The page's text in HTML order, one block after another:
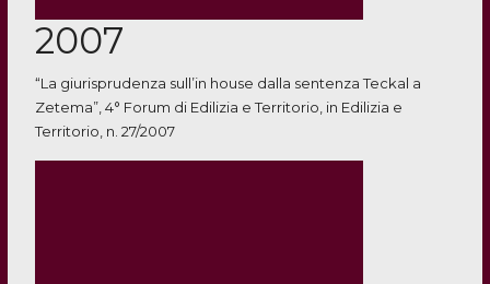
2007
“La giurisprudenza sull’in house dalla sentenza Teckal a
Zetema”, 4° Forum di Edilizia e Territorio, in Edilizia e
Territorio, n. 27/2007